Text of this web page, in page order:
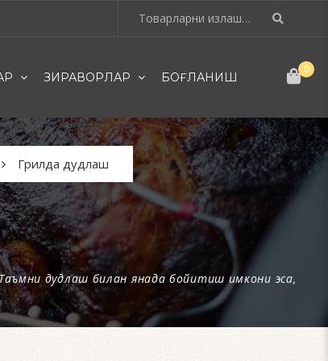
ЗИРАВОРЛАР БОҒЛАНИШ
0
дудлаш билан янада бойитиш имкони эса,
Грилда дудлаш